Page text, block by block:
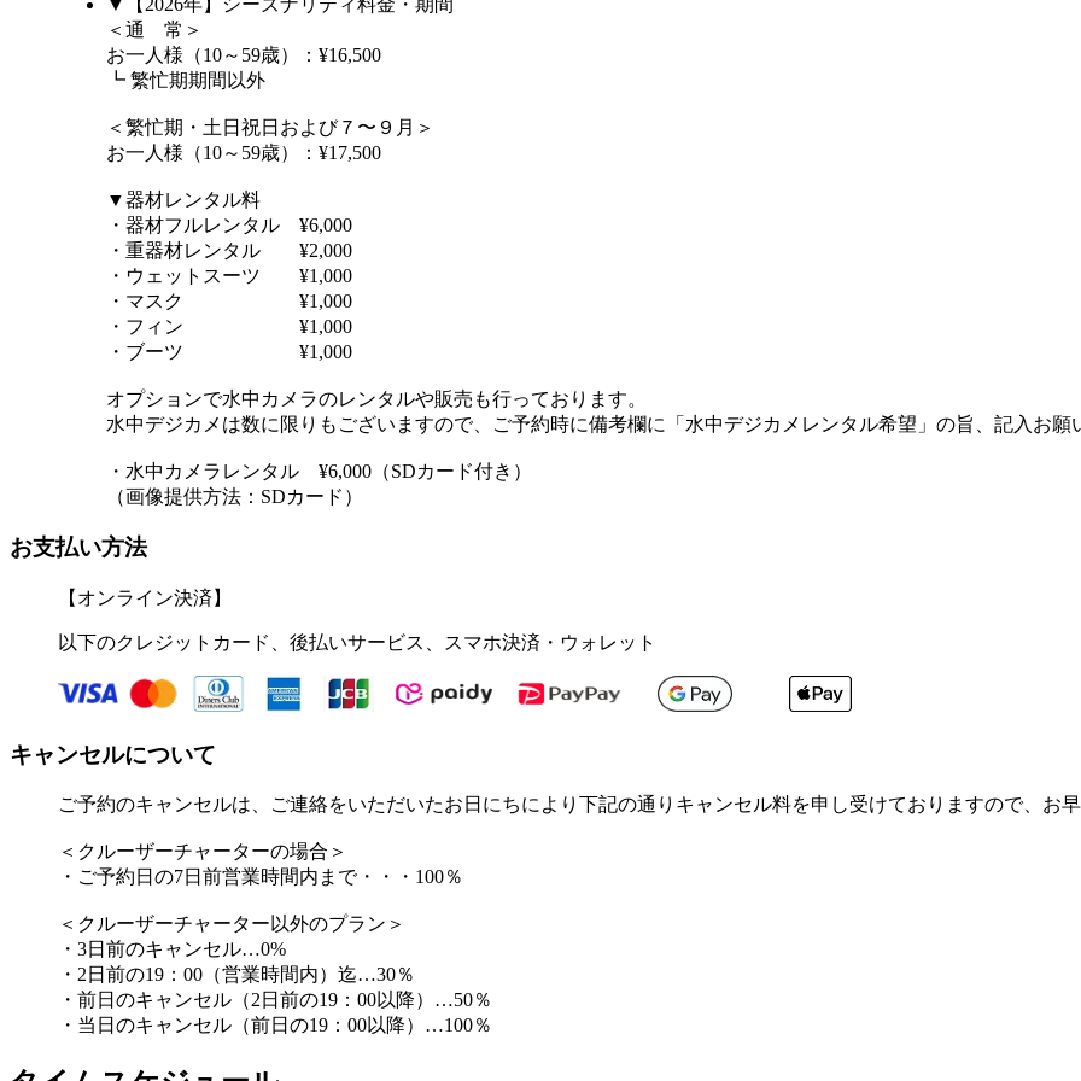
＜通 常＞
お一人様（10～59歳）：¥16,500
┗ 繁忙期期間以外
＜繁忙期・土日祝日および７〜９月＞
お一人様（10～59歳）：¥17,500
▼器材レンタル料
・器材フルレンタル ¥6,000
・重器材レンタル ¥2,000
・ウェットスーツ ¥1,000
・マスク ¥1,000
・フィン ¥1,000
・ブーツ ¥1,000
オプションで水中カメラのレンタルや販売も行っております。
水中デジカメは数に限りもございますので、ご予約時に備考欄に「水中デジカメレンタル希望」の旨、記入お願
・水中カメラレンタル ¥6,000（SDカード付き）
（画像提供方法：SDカード）
お支払い方法
【オンライン決済】
以下のクレジットカード、後払いサービス、スマホ決済・ウォレット
キャンセルについて
ご予約のキャンセルは、ご連絡をいただいたお日にちにより下記の通りキャンセル料を申し受けておりますので、お
＜クルーザーチャーターの場合＞
・ご予約日の7日前営業時間内まで・・・100％
＜クルーザーチャーター以外のプラン＞
・3日前のキャンセル…0%
・2日前の19：00（営業時間内）迄…30％
・前日のキャンセル（2日前の19：00以降）…50％
・当日のキャンセル（前日の19：00以降）…100％